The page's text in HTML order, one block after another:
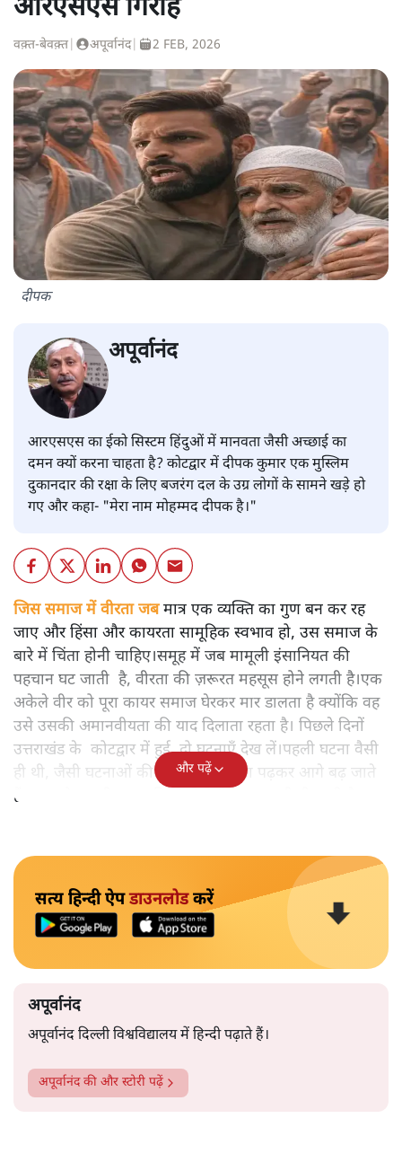
आरएसएस गिरोह
वक़्त-बेवक़्त अपूर्वानंद| 2 FEB, 2026
दीपक
अपूर्वानंद
आरएसएस का ईको सिस्टम हिंदुओं में मानवता जैसी अच्छाई का
दमन क्यों करना चाहता है? कोटद्वार में दीपक कुमार एक मुस्लिम
दुकानदार की रक्षा के लिए बजरंग दल के उग्र लोगों के सामने खड़े हो
गए और कहा- "मेरा नाम मोहम्मद दीपक है।"
जिस समाज में वीरता जबमात्र एक व्यक्ति का गुण बन कर रह
जाए और हिंसा और कायरता सामूहिक स्वभाव हो, उस समाज के
बारे में चिंता होनी चाहिए।समूह में जब मामूली इंसानियत की
पहचान घट जाती है, वीरता की ज़रूरत महसूस होने लगती है।एक
अकेले वीर को पूरा कायर समाज घेरकर मार डालता है क्योंकि वह
उसे उसकी अमानवीयता की याद दिलाता रहता है। पिछले दिनों
उत्तराखंड के कोटद्वार में हुई दो घटनाएँ देख लें।पहली घटना वैसी
ही थी, जैसी घटनाओं की खबर हम रोज़ाना पढ़कर आगे बढ़ जाते
हैं।भारत के तक़रीबन हर हिस्से से ऐसी खबर आती ही रहती है।
और पढ़ें
सत्य हिन्दी ऐपडाउनलोडकरें
अपूर्वानंद
अपूर्वानंद दिल्ली विश्वविद्यालय में हिन्दी पढ़ाते हैं।
अपूर्वानंदकी और स्टोरी पढ़ें